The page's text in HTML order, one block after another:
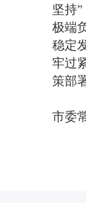
坚持
极端
稳定
牢过
策部
市委